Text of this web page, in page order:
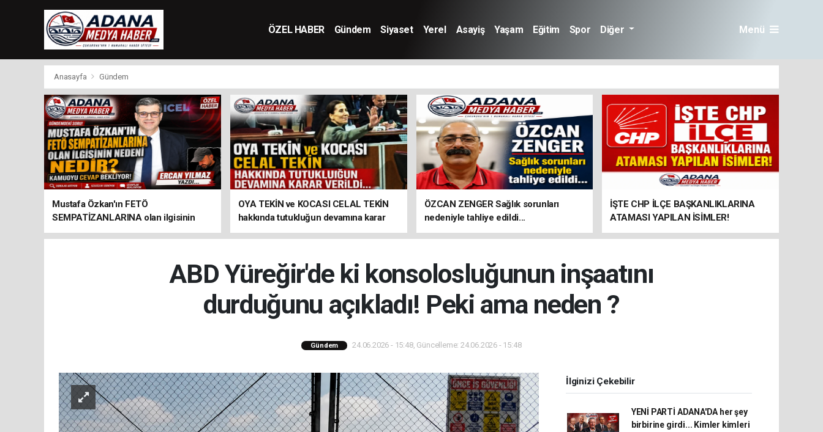
ÖZEL HABER Gündem Siyaset Yerel Asayiş Yaşam Eğitim Spor Diğer Menü
Anasayfa Gündem
Mustafa Özkan'ın FETÖ
SEMPATİZANLARINA olan ilgisinin
nedeni nedir?
OYA TEKİN ve KOCASI CELAL TEKİN
hakkında tutukluğun devamına karar
verildi...
ÖZCAN ZENGER Sağlık sorunları
nedeniyle tahliye edildi...
İŞTE CHP İLÇE BAŞKANLIKLARINA
ATAMASI YAPILAN İSİMLER!
ABD Yüreğir'de ki konsolosluğunun inşaatını
durduğunu açıkladı! Peki ama neden ?
Gündem 24.06.2026 - 15:48, Güncelleme: 24.06.2026 - 15:48
İlginizi Çekebilir
YENİ PARTİ ADANA'DA her şey
birbirine girdi... Kimler kimleri